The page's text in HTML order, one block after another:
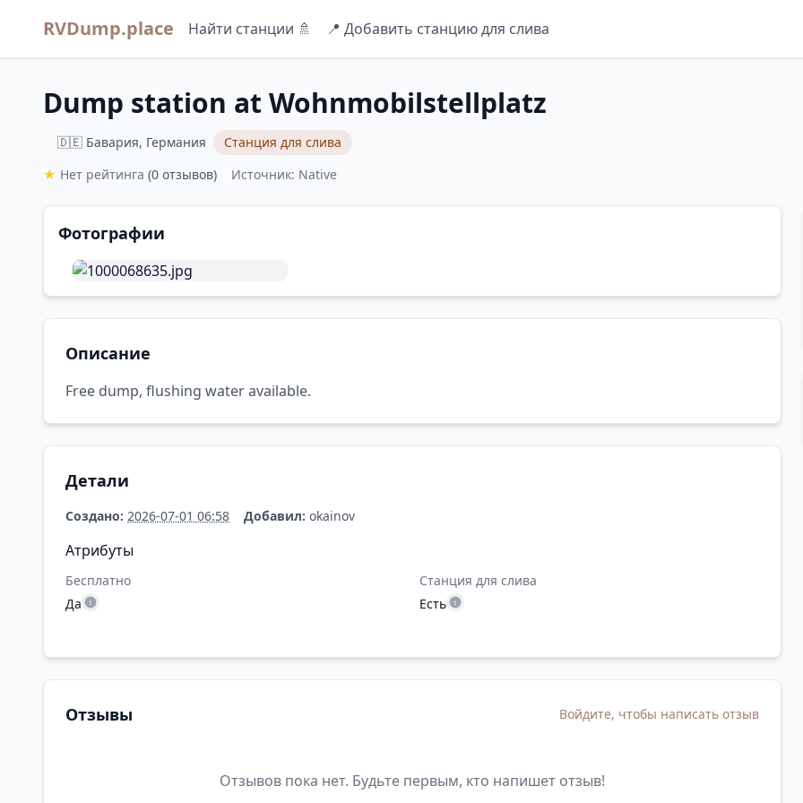
RVDump.place Найти станции 🚿 📍 Добавить станцию для слива
Dump station at Wohnmobilstellplatz
🇩🇪 Бавария, Германия
Станция для слива
★ Нет рейтинга (0 отзывов) Источник: Native
Фотографии
Описание
Free dump, flushing water available.
Детали
Создано: 2026-07-01 06:58 Добавил: okainov
Атрибуты
Бесплатно
Да
Станция для слива
Есть
Отзывы Войдите, чтобы написать отзыв
Отзывов пока нет. Будьте первым, кто напишет отзыв!